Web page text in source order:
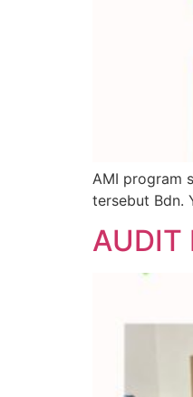
AMI program
tersebut Bdn.
AUDIT